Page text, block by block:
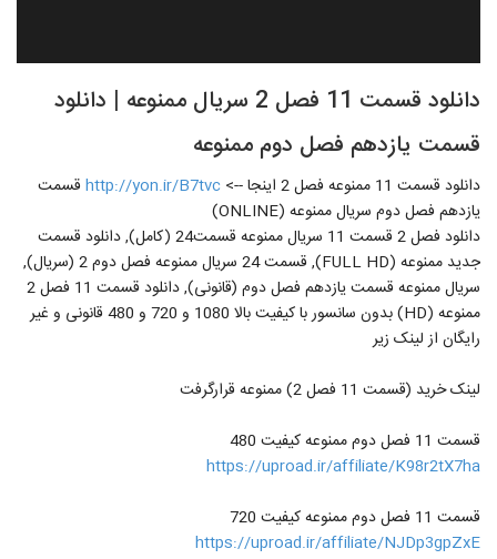
دانلود قسمت 11 فصل 2 سریال ممنوعه | دانلود
قسمت یازدهم فصل دوم ممنوعه
دانلود قسمت 11 ممنوعه فصل 2 اینجا --> http://yon.ir/B7tvc قسمت
یازدهم فصل دوم سریال ممنوعه (ONLINE)
دانلود فصل 2 قسمت 11 سریال ممنوعه قسمت24 (کامل), دانلود قسمت
جدید ممنوعه (FULL HD), قسمت 24 سریال ممنوعه فصل دوم 2 (سریال),
سریال ممنوعه قسمت یازدهم فصل دوم (قانونی), دانلود قسمت 11 فصل 2
ممنوعه (HD) بدون سانسور با کیفیت بالا 1080 و 720 و 480 قانونی و غیر
رایگان از لینک زیر
لینک خرید (قسمت 11 فصل 2) ممنوعه قرارگرفت
قسمت 11 فصل دوم ممنوعه کیفیت 480
https://uproad.ir/affiliate/K98r2tX7ha
قسمت 11 فصل دوم ممنوعه کیفیت 720
https://uproad.ir/affiliate/NJDp3gpZxE